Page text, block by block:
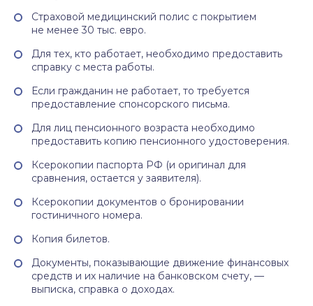
Страховой медицинский полис с покрытием
не менее 30 тыс. евро.
Для тех, кто работает, необходимо предоставить
справку с места работы.
Если гражданин не работает, то требуется
предоставление спонсорского письма.
Для лиц пенсионного возраста необходимо
предоставить копию пенсионного удостоверения.
Ксерокопии паспорта РФ (и оригинал для
сравнения, остается у заявителя).
Ксерокопии документов о бронировании
гостиничного номера.
Копия билетов.
Документы, показывающие движение финансовых
средств и их наличие на банковском счету, —
выписка, справка о доходах.